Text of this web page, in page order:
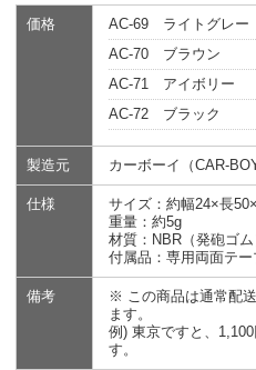
価格
AC-69 ライトグレー
AC-70 ブラウン
AC-71 アイボリー
AC-72 ブラック
製造元 カーボーイ（CAR-BOY
仕様
サイズ：約幅24×長
重量：約5g
材質：NBR（発砲ゴム
付属品：専用両面テー
備考 ※ この商品は通常配送
ます。
例) 東京ですと、
す。